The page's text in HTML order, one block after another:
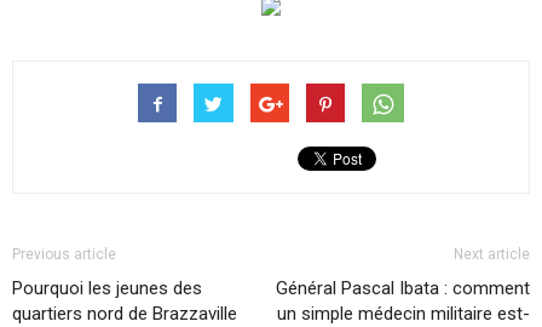
Previous article
Pourquoi les jeunes des
quartiers nord de Brazzaville
Next article
Général Pascal Ibata : comment
un simple médecin militaire est-